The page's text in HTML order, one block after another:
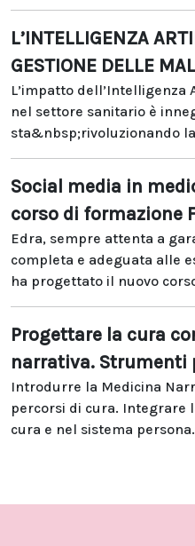
L’INTELLIGENZA
GESTIONE DELLE
L’impatto dell’Intelligenza
nel settore sanitario è
sta&nbsp;rivoluzionando
Social media in
corso di formazione
Edra, sempre attenta a
completa e adeguata alle
ha progettato il nuovo
Progettare la cura
narrativa. Strumenti
Introdurre la Medicina
percorsi di cura. Integrare
cura e nel sistema